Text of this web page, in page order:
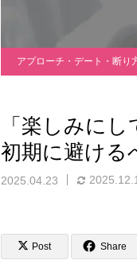
アプローチ・デート・断り
「楽しみに
初期に避ける
2025.04.23
Post Share